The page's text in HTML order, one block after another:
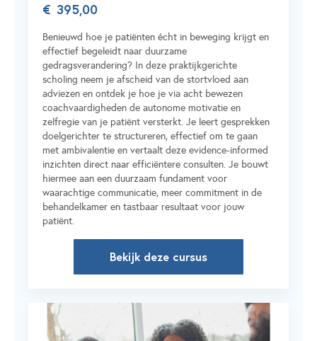
€ 395,00
Benieuwd hoe je patiënten écht in beweging krijgt en
effectief begeleidt naar duurzame
gedragsverandering? In deze praktijkgerichte
scholing neem je afscheid van de stortvloed aan
adviezen en ontdek je hoe je via acht bewezen
coachvaardigheden de autonome motivatie en
zelfregie van je patiënt versterkt. Je leert gesprekken
doelgerichter te structureren, effectief om te gaan
met ambivalentie en vertaalt deze evidence-informed
inzichten direct naar efficiëntere consulten. Je bouwt
hiermee aan een duurzaam fundament voor
waarachtige communicatie, meer commitment in de
behandelkamer en tastbaar resultaat voor jouw
patiënt.
Bekijk deze cursus